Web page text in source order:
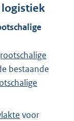
logistiek
bestaande
voor